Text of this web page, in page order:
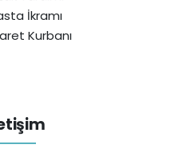
İkramı
Kurbanı